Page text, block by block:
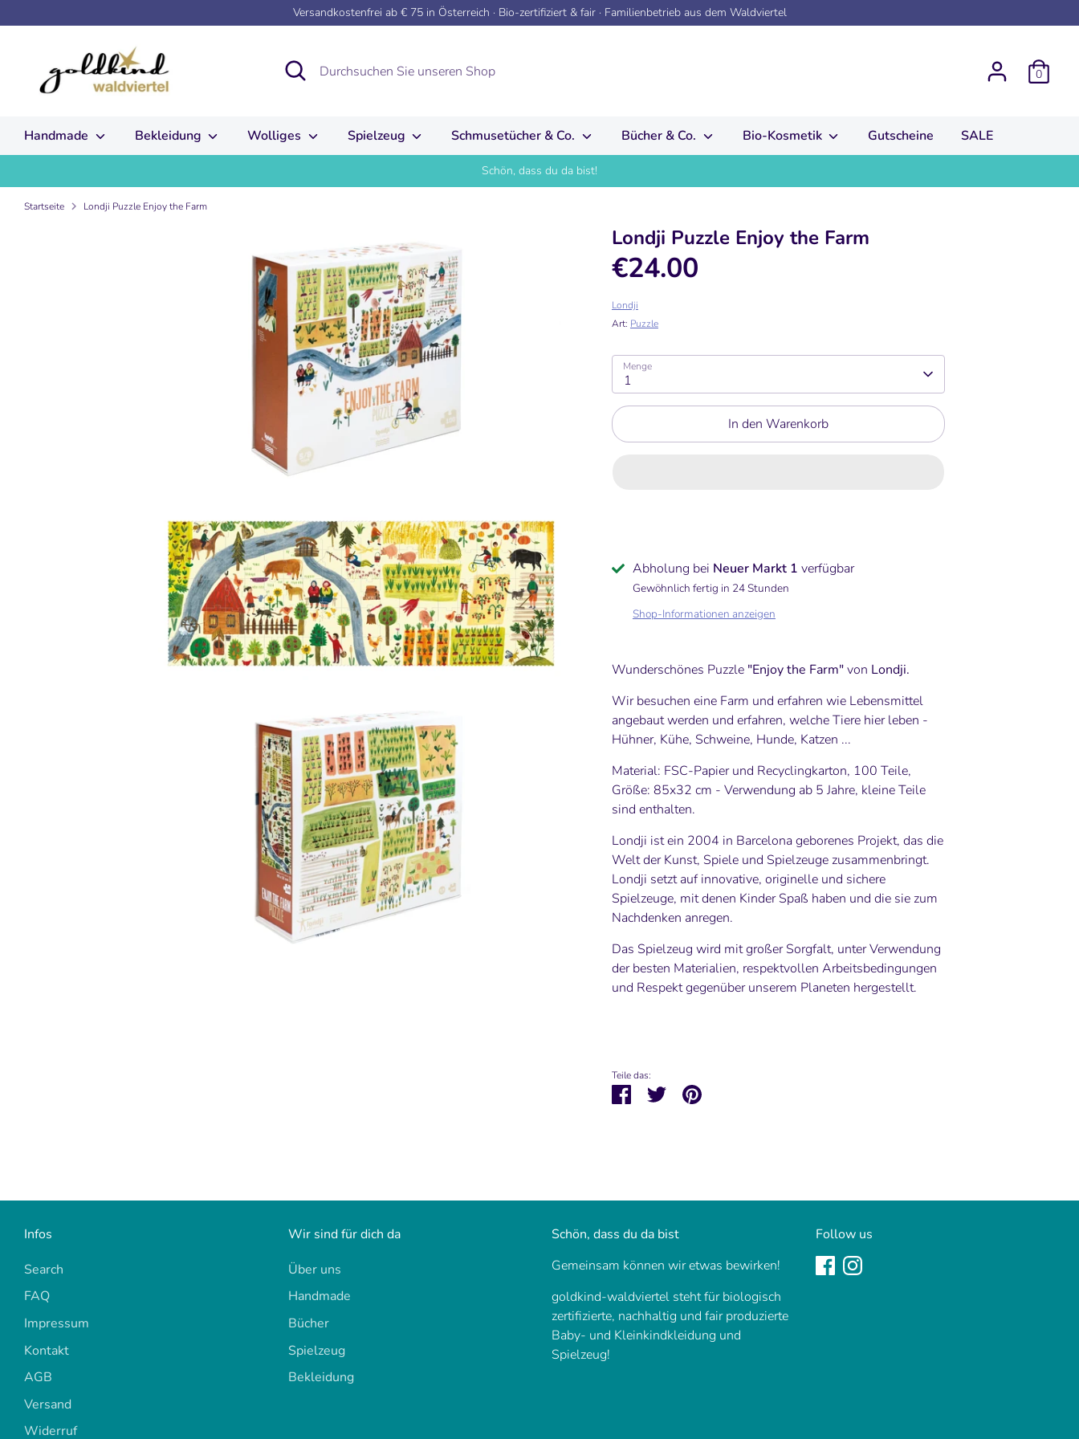
zum
Versandkostenfrei ab € 75 in Österreich · Bio-zertifiziert & fair · Familienbetrieb aus dem Waldviertel
Suchen
Durchsuchen
Sie
0
Handmade Bekleidung Wolliges Spielzeug Schmusetücher & Co. Bücher & Co. Bio-Kosmetik Gutscheine SALE
Schön, dass du da bist!
Startseite Londji Puzzle Enjoy the Farm
Londji Puzzle Enjoy the Farm
€24.00
Londji
Art: Puzzle
Menge
1
In den Warenkorb
Abholung bei Neuer Markt 1 verfügbar
Gewöhnlich fertig in 24 Stunden
Shop-Informationen anzeigen
Wunderschönes Puzzle "Enjoy the Farm"von Londji.
Wir besuchen eine Farm und erfahren wie Lebensmittel
angebaut werden und erfahren, welche Tiere hier leben -
Hühner, Kühe, Schweine, Hunde, Katzen ...
Material: FSC-Papier und Recyclingkarton, 100 Teile,
Größe: 85x32 cm - Verwendung ab 5 Jahre, kleine Teile
sind enthalten.
Londji ist ein 2004 in Barcelona geborenes Projekt, das die
Welt der Kunst, Spiele und Spielzeuge zusammenbringt.
Londji setzt aufinnovative, originelle und sichere
Spielzeuge, mit denen Kinder Spaß haben und die sie zum
Nachdenken anregen.
Das Spielzeug wird mit großer Sorgfalt, unter Verwendung
der besten Materialien, respektvollen Arbeitsbedingungen
und Respekt gegenüber unserem Planeten hergestellt.
Teile das:
TeilenTwitternPinnen
Infos
Search
FAQ
Impressum
Kontakt
AGB
Versand
Widerruf
Wir sind für dich da
Über uns
Handmade
Bücher
Spielzeug
Bekleidung
Schön, dass du da bist
Gemeinsam können wir etwas bewirken!
goldkind-waldviertel steht für biologisch
zertifizierte, nachhaltig und fair produzierte
Baby- und Kleinkindkleidung und
Spielzeug!
Follow us